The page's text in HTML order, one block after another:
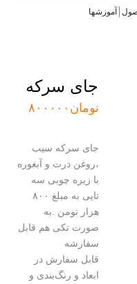
آموزشها
جای سرکه
تومان۸۰۰۰۰۰
جای سرکه سیب
،روغن ذرت و آبغوره
با زیره چوبی سه
تایی به مبلغ ۸۰۰
هزار تومن .به
صورت تکی هم قابل
سفارشه
قابل سفارش در
ابعاد و رنگ‌بندی و